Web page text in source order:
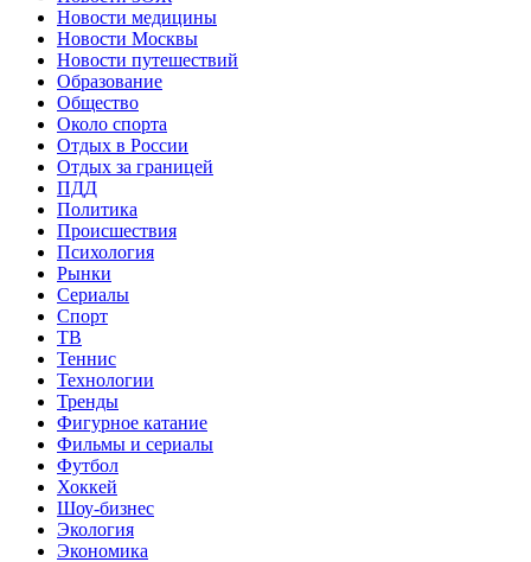
Новости медицины
Новости Москвы
Новости путешествий
Образование
Общество
Около спорта
Отдых в России
Отдых за границей
ПДД
Политика
Происшествия
Психология
Рынки
Сериалы
Спорт
ТВ
Теннис
Технологии
Тренды
Фигурное катание
Фильмы и сериалы
Футбол
Хоккей
Шоу-бизнес
Экология
Экономика